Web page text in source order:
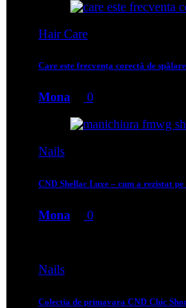
Hair Care
Care este frecvența corectă de
Mona 0
Nails
CND Shellac Luxe – cum a rezistat pe
Mona 0
Nails
Colectia de primavara CND Chic